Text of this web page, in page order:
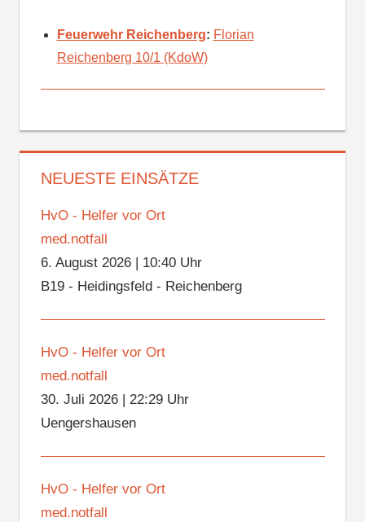
Feuerwehr Reichenberg: Florian
Reichenberg 10/1 (KdoW)
NEUESTE EINSÄTZE
HvO - Helfer vor Ort
med.notfall
6. August 2026| 10:40 Uhr
B19 - Heidingsfeld - Reichenberg
HvO - Helfer vor Ort
med.notfall
30. Juli 2026| 22:29 Uhr
Uengershausen
HvO - Helfer vor Ort
med.notfall